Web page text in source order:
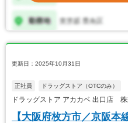
更新日：2025年10月31日
正社員 ドラッグストア（OTCのみ）
ドラッグストア アカカベ 出口店
【大阪府枚方市／京阪本